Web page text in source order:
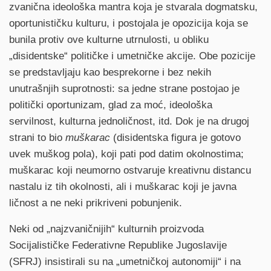
zvanična ideološka mantra koja je stvarala dogmatsku,
oportunističku kulturu, i postojala je opozicija koja se
bunila protiv ove kulturne utrnulosti, u obliku
„disidentske“ političke i umetničke akcije. Obe pozicije
se predstavljaju kao besprekorne i bez nekih
unutrašnjih suprotnosti: sa jedne strane postojao je
politički oportunizam, glad za moć, ideološka
servilnost, kulturna jednoličnost, itd. Dok je na drugoj
strani to bio muškarac (disidentska figura je gotovo
uvek muškog pola), koji pati pod datim okolnostima;
muškarac koji neumorno ostvaruje kreativnu distancu
nastalu iz tih okolnosti, ali i muškarac koji je javna
ličnost a ne neki prikriveni pobunjenik.
Neki od „najzvaničnijih“ kulturnih proizvoda
Socijalističke Federativne Republike Jugoslavije
(SFRJ) insistirali su na „umetničkoj autonomiji“ i na